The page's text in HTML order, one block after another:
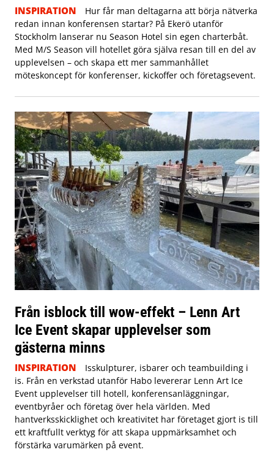
INSPIRATION
Hur får man deltagarna att börja nätverka
redan innan konferensen startar? På Ekerö utanför
Stockholm lanserar nu Season Hotel sin egen charterbåt.
Med M/S Season vill hotellet göra själva resan till en del av
upplevelsen – och skapa ett mer sammanhållet
möteskoncept för konferenser, kickoffer och företagsevent.
Från isblock till wow-effekt – Lenn Art
Ice Event skapar upplevelser som
gästerna minns
INSPIRATION
Isskulpturer, isbarer och teambuilding i
is. Från en verkstad utanför Habo levererar Lenn Art Ice
Event upplevelser till hotell, konferensanläggningar,
eventbyråer och företag över hela världen. Med
hantverksskicklighet och kreativitet har företaget gjort is till
ett kraftfullt verktyg för att skapa uppmärksamhet och
förstärka varumärken på event.